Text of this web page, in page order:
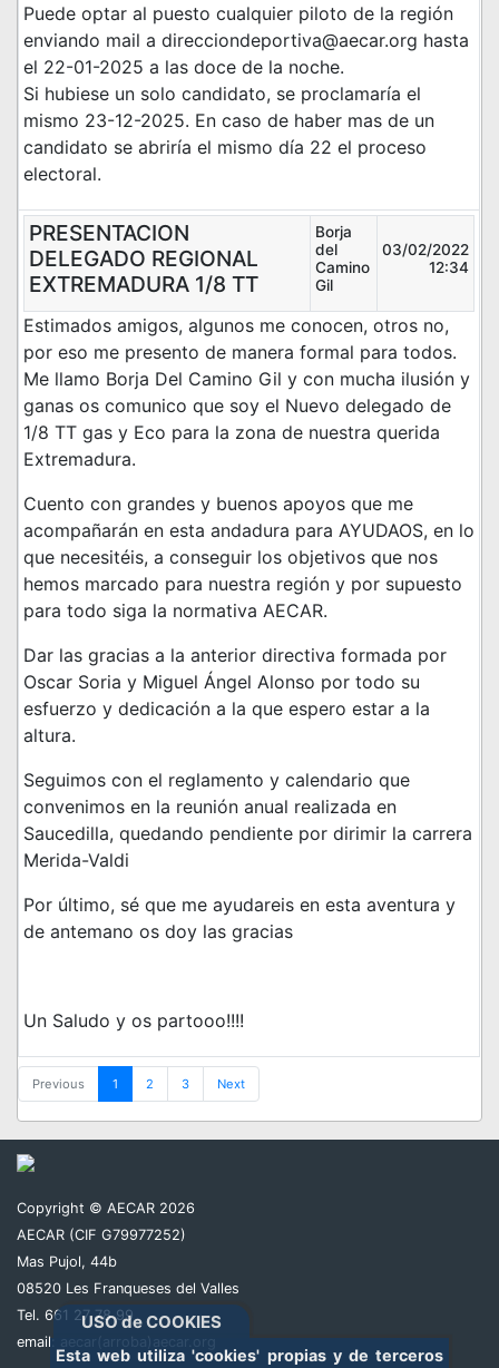
USO de COOKIES
Esta web utiliza 'cookies' propias y de terceros
Puede optar al puesto cualquier piloto de la región
enviando mail a direcciondeportiva@aecar.org hasta
el 22-01-2025 a las doce de la noche.
Si hubiese un solo candidato, se proclamaría el
mismo 23-12-2025. En caso de haber mas de un
candidato se abriría el mismo día 22 el proceso
electoral.
PRESENTACION
DELEGADO REGIONAL
EXTREMADURA 1/8 TT
Borja
del
Camino
Gil
03/02/2022
12:34
Estimados amigos, algunos me conocen, otros no,
por eso me presento de manera formal para todos.
Me llamo Borja Del Camino Gil y con mucha ilusión y
ganas os comunico que soy el Nuevo delegado de
1/8 TT gas y Eco para la zona de nuestra querida
Extremadura.
Cuento con grandes y buenos apoyos que me
acompañarán en esta andadura para AYUDAOS, en lo
que necesitéis, a conseguir los objetivos que nos
hemos marcado para nuestra región y por supuesto
para todo siga la normativa AECAR.
Dar las gracias a la anterior directiva formada por
Oscar Soria y Miguel Ángel Alonso por todo su
esfuerzo y dedicación a la que espero estar a la
altura.
Seguimos con el reglamento y calendario que
convenimos en la reunión anual realizada en
Saucedilla, quedando pendiente por dirimir la carrera
Merida-Valdi
Por último, sé que me ayudareis en esta aventura y
de antemano os doy las gracias
Un Saludo y os partooo!!!!
Previous 1 2 3 Next
Copyright © AECAR 2026
AECAR (CIF G79977252)
Mas Pujol, 44b
08520 Les Franqueses del Valles
Tel. 661 27 78 99
email:
aecar(arroba)aecar.org